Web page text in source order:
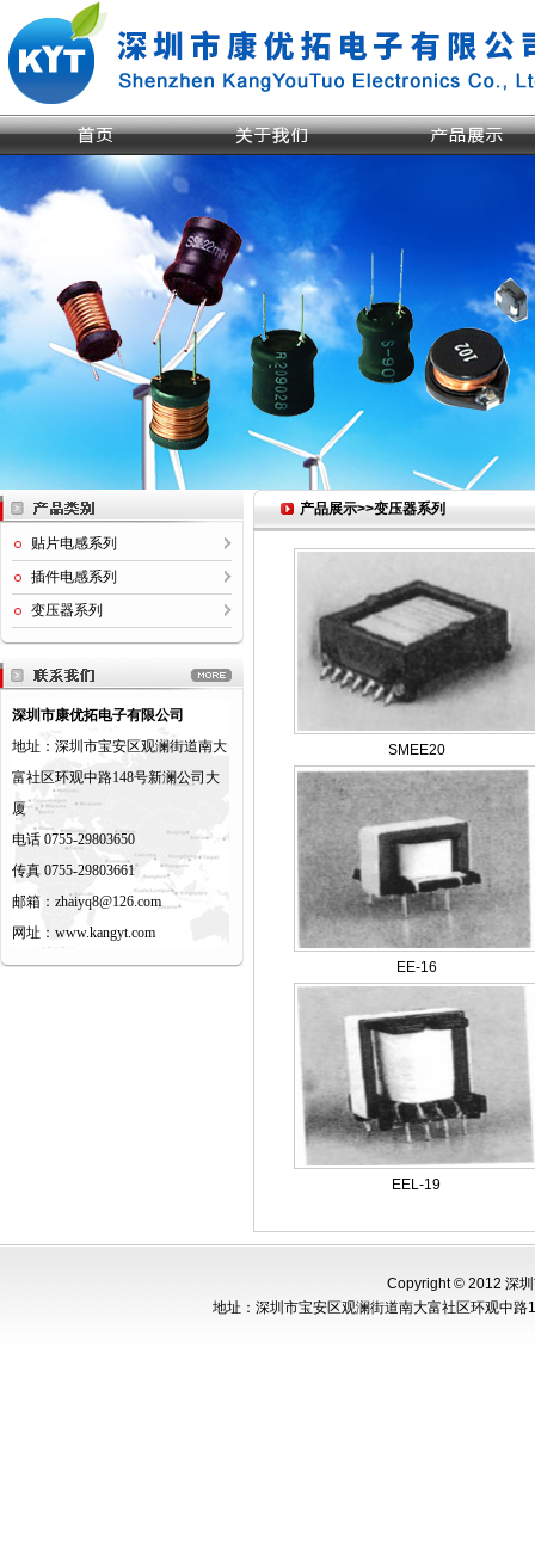
贴片电感系列
插件电感系列
变压器系列
深圳市康优拓电子有限公司
地址：深圳市宝安区观澜街道南大
富社区环观中路148号新澜公司大
厦
电话 0755-29803650
传真 0755-29803661
邮箱：zhaiyq8@126.com
网址：www.kangyt.com
产品展示>>变压器系列
SMEE20
EE-16
EEL-19
Copyright © 2012 深
地址：深圳市宝安区观澜街道南大富社区环观